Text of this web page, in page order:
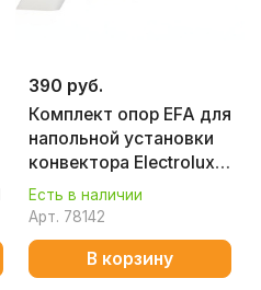
390 руб.
Комплект опор EFA для
напольной установки
конвектора Electrolux
Серии A HC-1271139
Есть в наличии
Арт. 78142
В корзину